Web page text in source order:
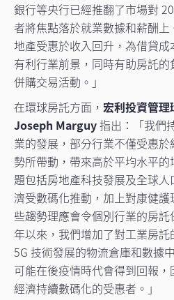
銀行等央行已經推翻了市場對
者將焦點落於就業數據和薪酬
地產受惠於收入回升，為借貸
有利行業前景，同時有助房託
併購交易活動。」
在環球房託方面， 宏利投資管
Joseph Marguy指出：「我們
業的發展，部分行業不僅受惠
勢所帶動，帶來高於平均水平
題包括房地產科技發展及全球
濟受數碼化推動，加上對康健
些趨勢理應會令個別行業的房
年以來，我們增加了對工業房
5G 技術發展的物流倉庫和數據
可能在後疫情時代會得到回報
經濟持續數碼化的受惠者。」